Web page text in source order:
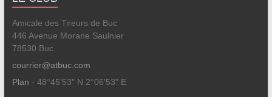
Amicale des Tireurs de Buc
446 Avenue Morane Saulnier
78530 Buc
courrier@atbuc.com
Plan - 48°45'53" N 2°06'53" E